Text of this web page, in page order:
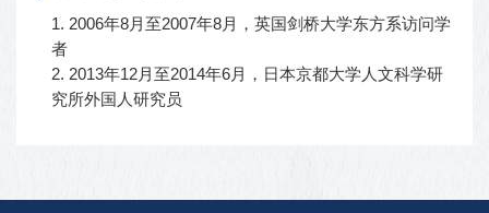
1. 2006年8月至2007年8月，英国剑桥大学东方系访问学
者
2. 2013年12月至2014年6月，日本京都大学人文科学研
究所外国人研究员